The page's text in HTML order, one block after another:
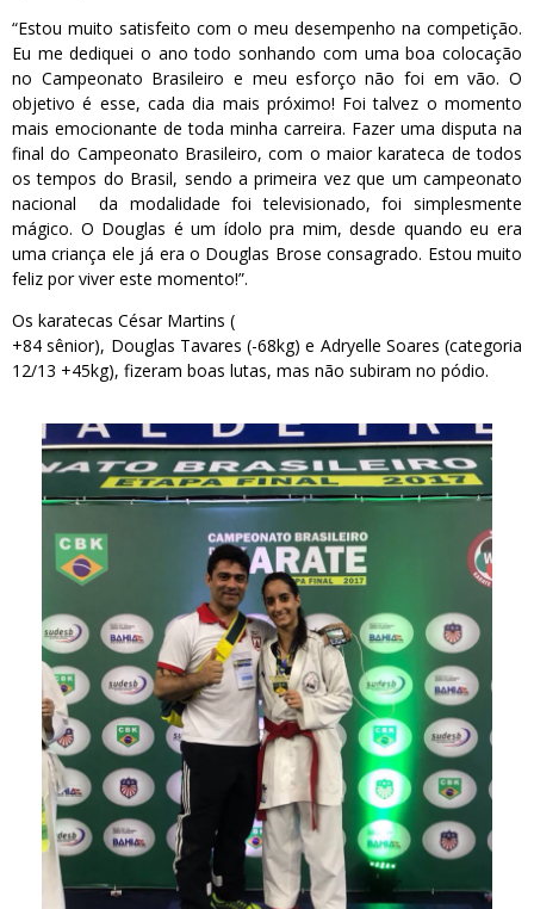
“Estou muito satisfeito com o meu desempenho na competição.
Eu me dediquei o ano todo sonhando com uma boa colocação
no Campeonato Brasileiro e meu esforço não foi em vão. O
objetivo é esse, cada dia mais próximo! Foi talvez o momento
mais emocionante de toda minha carreira. Fazer uma disputa na
final do Campeonato Brasileiro, com o maior karateca de todos
os tempos do Brasil, sendo a primeira vez que um campeonato
nacional da modalidade foi televisionado, foi simplesmente
mágico. O Douglas é um ídolo pra mim, desde quando eu era
uma criança ele já era o Douglas Brose consagrado. Estou muito
feliz por viver este momento!”.
Os karatecas César Martins (
+84 sênior), Douglas Tavares (-68kg) e Adryelle Soares (categoria
12/13 +45kg), fizeram boas lutas, mas não subiram no pódio.